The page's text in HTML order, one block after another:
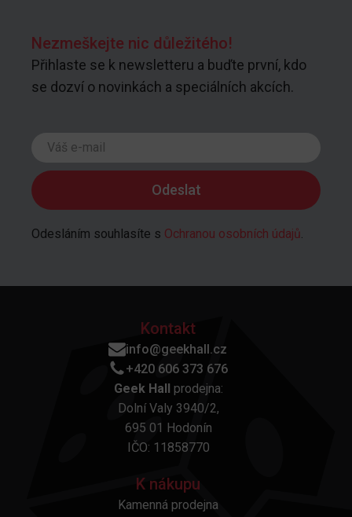
Nezmeškejte nic důležitého!
Přihlaste se k newsletteru a buďte první, kdo
se dozví o novinkách a speciálních akcích.
Odesláním souhlasíte s Ochranou osobních údajů
Kontakt
info@geekhall.cz
+420 606 373 676
Geek Hall prodejna:
Dolní Valy 3940/2,
695 01 Hodonín
IČO: 11858770
K nákupu
Kamenná prodejna